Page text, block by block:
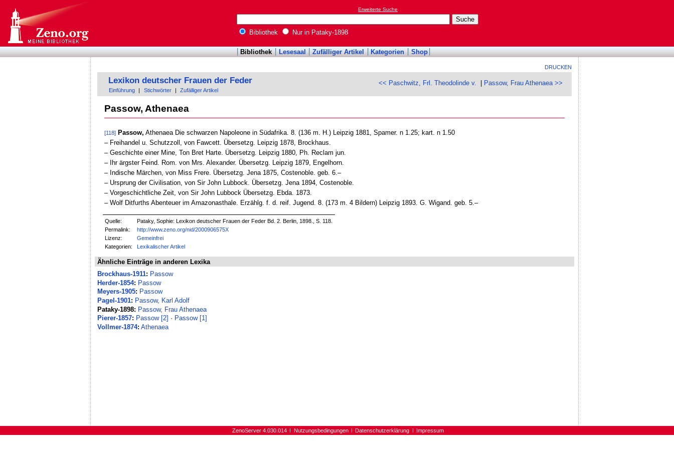
Erweiterte Suche
Bibliothek Nur in Pataky-1898
Bibliothek Lesesaal Zufälliger Artikel Kategorien Shop
DRUCKEN
<< Paschwitz, Frl. Theodolinde v. Passow, Frau Athenaea >>
Lexikon deutscher Frauen der Feder
Einführung Stichwörter Zufälliger Artikel
Passow, Athenaea
[118] Passow, Athenaea Die schwarzen Napoleone in Südafrika. 8. (136 m. H.) Leipzig 1881, Spamer. n 1.25; kart. n 1.50
‒ Freihandel u. Schutzzoll, von Fawcett. Übersetzg. Leipzig 1878, Brockhaus.
‒ Geschichte einer Mine, Ton Bret Harte. Übersetzg. Leipzig 1880, Ph. Reclam jun.
‒ Ihr ärgster Feind. Rom. von Mrs. Alexander. Übersetzg. Leipzig 1879, Engelhorn.
‒ Indische Märchen, von Miss Frere. Übersetzg. Jena 1875, Costenoble. geb. 6.–
‒ Ursprung der Civilisation, von Sir John Lubbock. Übersetzg. Jena 1894, Costenoble.
‒ Vorgeschichtliche Zeit, von Sir John Lubbock Übersetzg. Ebda. 1873.
‒ Wolf Ditfurths Abenteuer im Amazonasthale. Erzählg. f. d. reif. Jugend. 8. (173 m. 4 Bildern) Leipzig 1893. G. Wigand. geb. 5.–
Quelle:
Pataky, Sophie: Lexikon deutscher Frauen der Feder Bd. 2. Berlin, 1898., S. 118.
Permalink:
http://www.zeno.org/nid/2000906575X
Lizenz:
Gemeinfrei
Kategorien:
Lexikalischer Artikel
Ähnliche Einträge in anderen Lexika
Brockhaus-1911: Passow
Herder-1854: Passow
Meyers-1905: Passow
Pagel-1901: Passow, Karl Adolf
Pataky-1898: Passow, Frau Athenaea
Pierer-1857: Passow [2] · Passow [1]
Vollmer-1874: Athenaea
ZenoServer 4.030.014 Nutzungsbedingungen Datenschutzerklärung Impressum